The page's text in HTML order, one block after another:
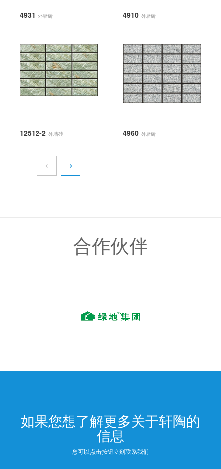
4931 外墙砖 4910 外墙砖
12512-2 外墙砖 4960 外墙砖
合作伙伴
如果您想了解更多关于轩陶的
信息
您可以点击按钮立刻联系我们